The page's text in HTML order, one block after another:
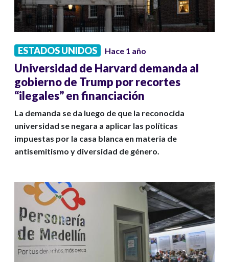
ESTADOS UNIDOS Hace 1 año
Universidad de Harvard demanda al
gobierno de Trump por recortes
“ilegales” en financiación
La demanda se da luego de que la reconocida
universidad se negara a aplicar las políticas
impuestas por la casa blanca en materia de
antisemitismo y diversidad de género.